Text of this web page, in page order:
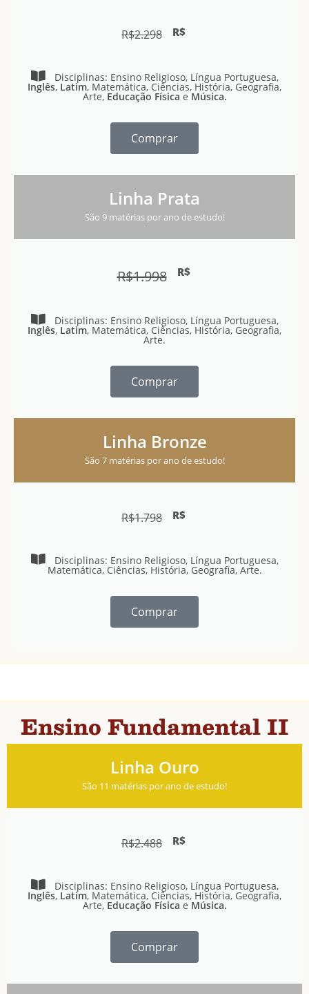
R$2.298 R$
Disciplinas: Ensino Religioso, Língua Portuguesa,
Inglês, Latim, Matemática, Ciências, História, Geografia,
Arte, Educação Física e Música.
Comprar
Linha Prata
São 9 matérias por ano de estudo!
R$1.998 R$
Disciplinas: Ensino Religioso, Língua Portuguesa,
Inglês, Latim, Matemática, Ciências, História, Geografia,
Arte.
Comprar
Linha Bronze
São 7 matérias por ano de estudo!
R$1.798 R$
Disciplinas: Ensino Religioso, Língua Portuguesa,
Matemática, Ciências, História, Geografia, Arte.
Comprar
Ensino Fundamental II
Linha Ouro
São 11 matérias por ano de estudo!
R$2.488 R$
Disciplinas: Ensino Religioso, Língua Portuguesa,
Inglês, Latim, Matemática, Ciências, História, Geografia,
Arte, Educação Física e Música.
Comprar